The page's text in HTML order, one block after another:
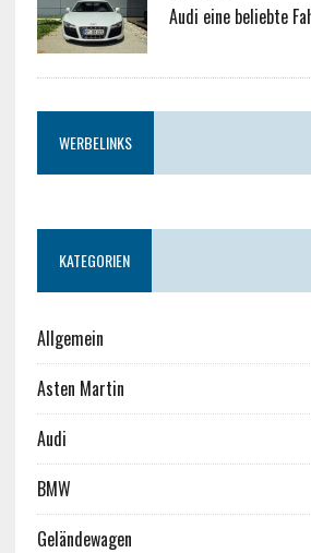
Audi eine beliebte
WERBELINKS
KATEGORIEN
Allgemein
Asten Martin
Audi
BMW
Geländewagen